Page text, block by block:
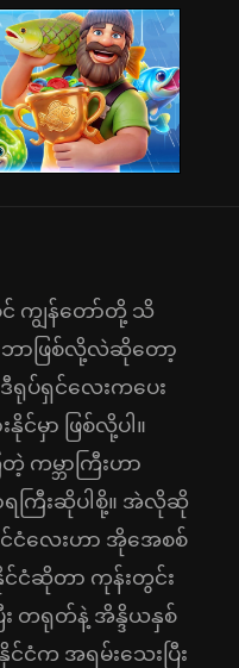
င် ကျွန်တော်တို့ သိ
ဘာဖြစ်လို့လဲဆိုတော့
ပ်ရှင်လေးကပေး
မှာ ဖြစ်လို့ပါ။
ကမ္ဘာကြီးဟာ
ရကြီးဆိုပါစို့။ အဲလိုဆို
ငံလေးဟာ အိုအေစစ်
င်ငံဆိုတာ ကုန်းတွင်း
း တရုတ်နဲ့ အိန္ဒိယနှစ်
ငံက အရမ်းသေးပြီး